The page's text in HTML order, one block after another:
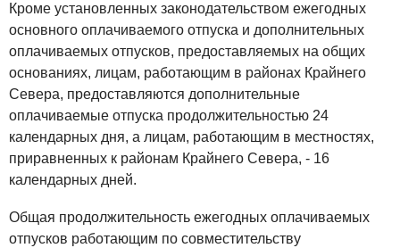
Кроме установленных законодательством ежегодных
основного оплачиваемого отпуска и дополнительных
оплачиваемых отпусков, предоставляемых на общих
основаниях, лицам, работающим в районах Крайнего
Севера, предоставляются дополнительные
оплачиваемые отпуска продолжительностью 24
календарных дня, а лицам, работающим в местностях,
приравненных к районам Крайнего Севера, - 16
календарных дней.
Общая продолжительность ежегодных оплачиваемых
отпусков работающим по совместительству